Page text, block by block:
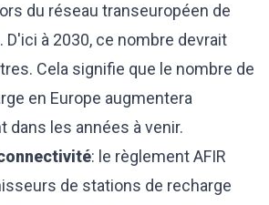
du réseau transeuropéen de
D'ici à 2030, ce nombre devrait
Cela signifie que le nombre de
en Europe augmentera
dans les années à venir.
: le règlement AFIR
de stations de recharge